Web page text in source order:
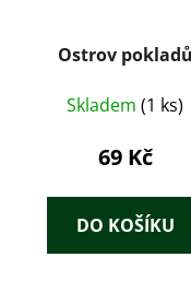
Ostrov pokladů
Skladem (1 ks)
69 Kč
DO KOŠÍKU